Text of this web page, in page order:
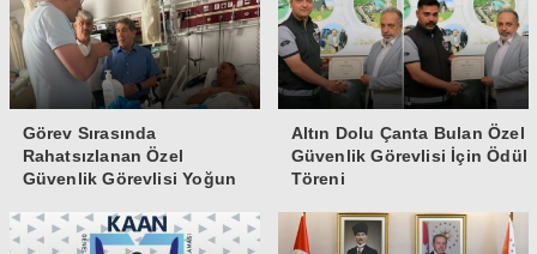
Görev Sırasında
Rahatsızlanan Özel
Güvenlik Görevlisi Yoğun
Altın Dolu Çanta Bulan Özel
Güvenlik Görevlisi İçin Ödül
Töreni